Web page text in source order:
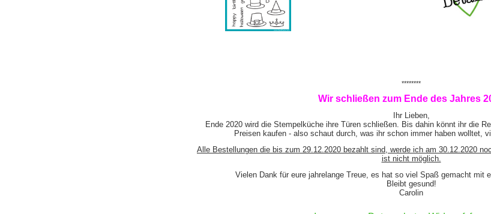
********
Wir schließen zum Ende des Jahres
Ihr Lieben,
Ende 2020 wird die Stempelküche ihre Türen schließen. Bis dahin könnt ihr die
Preisen kaufen - also schaut durch, was ihr schon immer haben wolltet,
Alle Bestellungen die bis zum 29.12.2020 bezahlt sind, werde ich am 30.12.2020
ist nicht möglich.
Vielen Dank für eure jahrelange Treue, es hat so viel Spaß gemacht mit
Bleibt gesund!
Carolin